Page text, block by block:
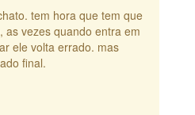
tem hora que tem que
as vezes quando entra em
ele volta errado. mas
final.